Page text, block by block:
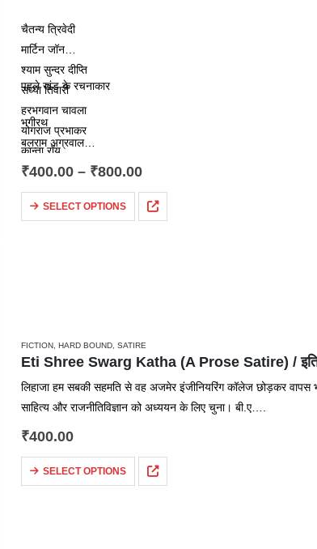
चैतन्य त्रिवेदी
मार्टिन जॉन
श्याम सुन्दर दीप्ति
संध्या तिवारी
हरभगवान चावला
योगराज प्रभाकर
कान्ता रॉय
अन्तरा करवड़
पहले खंड के रचनाकार
भगीरथ
बलराम अग्रवाल
अशोक भाटिया
₹400.00 – ₹800.00
SELECT OPTIONS
FICTION HARD BOUND SATIRE
Eti Shree Swarg Katha (A Prose Satire) / इति
लिहाजा हम सबकी सहमति से वह अजमेर इंजीनियरिंग कॉलेज छोड़कर वापस
साहित्य और राजनीतिविज्ञान को अध्ययन के लिए चुना। बी.ए….
₹400.00
SELECT OPTIONS